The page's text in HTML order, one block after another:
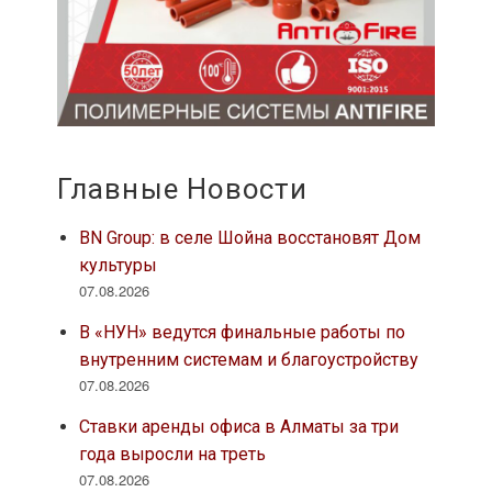
Главные Новости
BN Group: в селе Шойна восстановят Дом
культуры
07.08.2026
В «НУН» ведутся финальные работы по
внутренним системам и благоустройству
07.08.2026
Ставки аренды офиса в Алматы за три
года выросли на треть
07.08.2026